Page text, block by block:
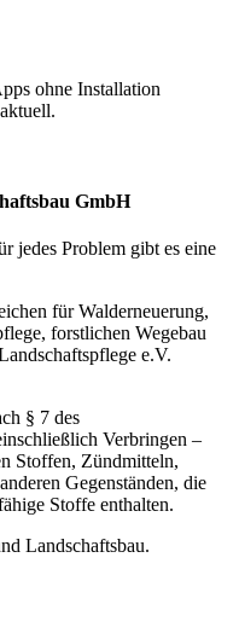
ohne Installation
GmbH
jedes Problem gibt es eine
für Walderneuerung,
forstlichen Wegebau
e.V.
§ 7 des
Verbringen –
Stoffen, Zündmitteln,
Gegenständen, die
Stoffe enthalten.
Landschaftsbau.